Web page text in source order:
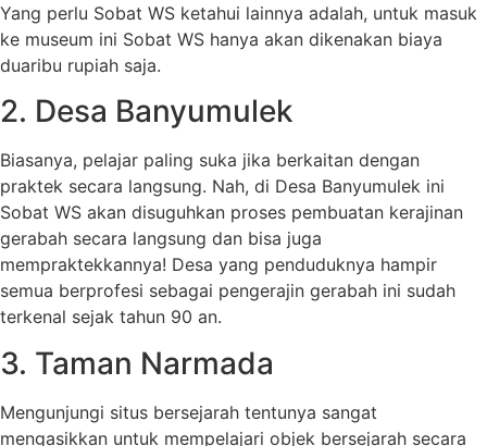
Yang perlu Sobat WS ketahui lainnya adalah, untuk masuk
ke museum ini Sobat WS hanya akan dikenakan biaya
duaribu rupiah saja.
2. Desa Banyumulek
Biasanya, pelajar paling suka jika berkaitan dengan
praktek secara langsung. Nah, di Desa Banyumulek ini
Sobat WS akan disuguhkan proses pembuatan kerajinan
gerabah secara langsung dan bisa juga
mempraktekkannya! Desa yang penduduknya hampir
semua berprofesi sebagai pengerajin gerabah ini sudah
terkenal sejak tahun 90 an.
3. Taman Narmada
Mengunjungi situs bersejarah tentunya sangat
mengasikkan untuk mempelajari objek bersejarah secara